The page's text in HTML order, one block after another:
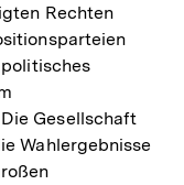
Rechten
Gesellschaft
Wahlergebnisse